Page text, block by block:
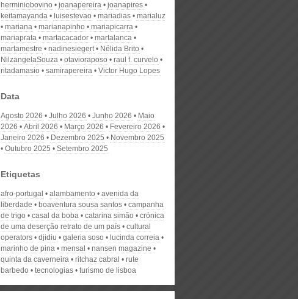
herminiobovino
joanapereira
joanapires
keitamayanda
luisestevao mariadias
marialuz
mariana
marianapinho
mariapicarra
mariaprata
martacacador
martalanca
martamestre
nadinesiegert
Nélida Brito
NilzangelaSouza
otavioraposo
raul f. curvelo
ritadamasio
samirapereira Victor Hugo Lopes
Data
Agosto 2026 Julho 2026 Junho 2026
Maio
2026
Abril 2026 Março 2026
Fevereiro 2026
Janeiro 2026
Dezembro 2025
Novembro 2025
Outubro 2025
Setembro 2025
Etiquetas
afro-portugal alambamento
avenida da
liberdade
boaventura sousa santos
campanha
de trigo
casal da boba catarina simão
crónica
de uma deserção retrato de um país
cultural
operators
djidiu galeria soso
lucinda correia
marinho de pina
mensal
nansen magazine
quinta da caverneira
ritchaz cabral
rute
barbedo
tecnologias turismo de lisboa